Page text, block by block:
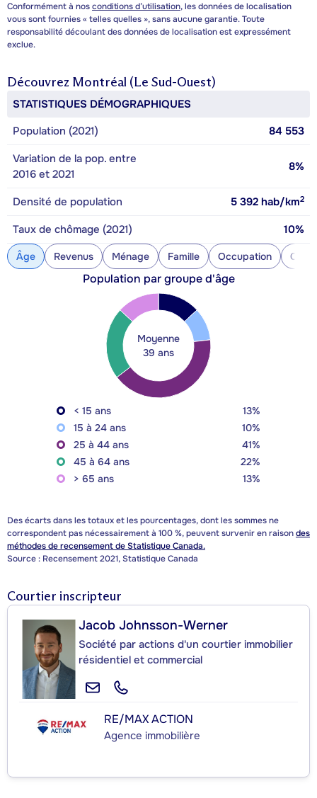
Conformément à nosconditions d’utilisation, les données de localisation
vous sont fournies « telles quelles », sans aucune garantie. Toute
responsabilité découlant des données de localisation est expressément
exclue.
Découvrez Montréal (Le Sud-Ouest)
STATISTIQUES DÉMOGRAPHIQUES
Population (2021)
84 553
Variation de la pop. entre
2016 et 2021
8%
Densité de population 5 392 hab/km2
Taux de chômage (2021) 10%
Âge Revenus Ménage Famille Occupation
Population par groupe d'âge
Moyenne
39 ans
< 15 ans
13%
15 à 24 ans
10%
25 à 44 ans
41%
45 à 64 ans
22%
> 65 ans
13%
Des écarts dans les totaux et les pourcentages, dont les sommes ne
correspondent pas nécessairement à 100 %, peuvent survenir en raisondes
méthodes de recensement de Statistique Canada.
Source : Recensement 2021, Statistique Canada
Courtier inscripteur
Jacob Johnsson-Werner
Société par actions d'un courtier immobilier
résidentiel et commercial
RE/MAX ACTION
Agence immobilière